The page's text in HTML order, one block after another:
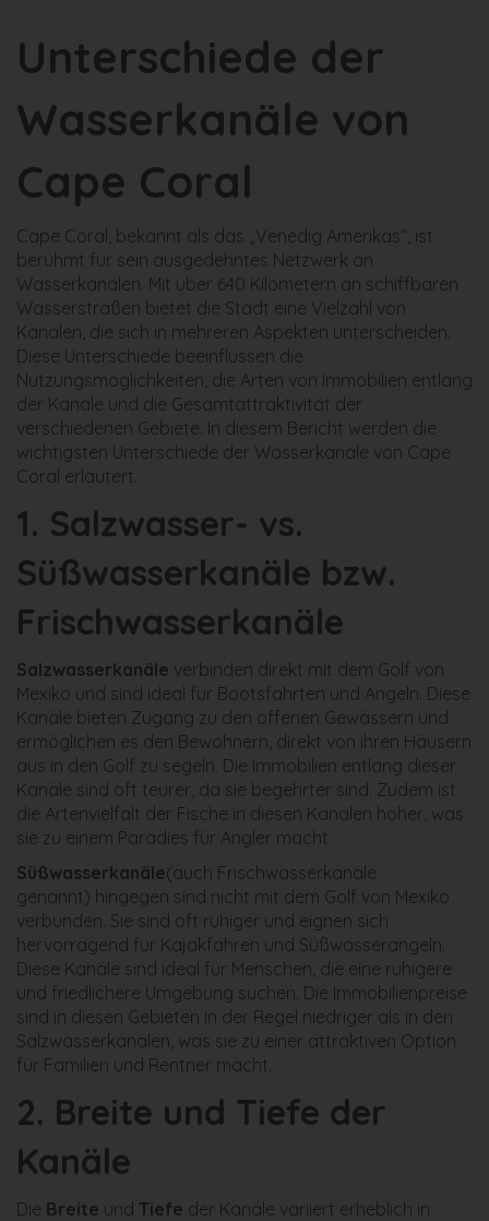
Unterschiede der
Wasserkanäle von
Cape Coral
Cape Coral, bekannt als das „Venedig Amerikas“, ist
berühmt für sein ausgedehntes Netzwerk an
Wasserkanälen. Mit über 640 Kilometern an schiffbaren
Wasserstraßen bietet die Stadt eine Vielzahl von
Kanälen, die sich in mehreren Aspekten unterscheiden.
Diese Unterschiede beeinflussen die
Nutzungsmöglichkeiten, die Arten von Immobilien entlang
der Kanäle und die Gesamtattraktivität der
verschiedenen Gebiete. In diesem Bericht werden die
wichtigsten Unterschiede der Wasserkanäle von Cape
Coral erläutert.
1. Salzwasser- vs.
Süßwasserkanäle bzw.
Frischwasserkanäle
Salzwasserkanäle verbinden direkt mit dem Golf von
Mexiko und sind ideal für Bootsfahrten und Angeln. Diese
Kanäle bieten Zugang zu den offenen Gewässern und
ermöglichen es den Bewohnern, direkt von ihren Häusern
aus in den Golf zu segeln. Die Immobilien entlang dieser
Kanäle sind oft teurer, da sie begehrter sind. Zudem ist
die Artenvielfalt der Fische in diesen Kanälen höher, was
sie zu einem Paradies für Angler macht.
Süßwasserkanäle(auch Frischwasserkanäle
genannt) hingegen sind nicht mit dem Golf von Mexiko
verbunden. Sie sind oft ruhiger und eignen sich
hervorragend für Kajakfahren und Süßwasserangeln.
Diese Kanäle sind ideal für Menschen, die eine ruhigere
und friedlichere Umgebung suchen. Die Immobilienpreise
sind in diesen Gebieten in der Regel niedriger als in den
Salzwasserkanälen, was sie zu einer attraktiven Option
für Familien und Rentner macht.
2. Breite und Tiefe der
Kanäle
Die Breite und Tiefe der Kanäle variiert erheblich in